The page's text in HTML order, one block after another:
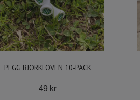
PEGG BJÖRKLÖVEN 10-PACK
49 kr